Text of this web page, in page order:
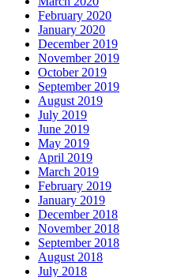
February 2020
January 2020
December 2019
November 2019
October 2019
September 2019
August 2019
July 2019
June 2019
May 2019
April 2019
March 2019
February 2019
January 2019
December 2018
November 2018
September 2018
August 2018
July 2018